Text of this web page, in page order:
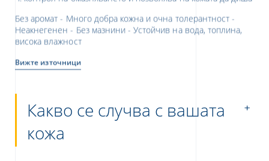
Без аромат - Много добра кожна и очна толерантност -
Неакнегенен - Без мазнини - Устойчив на вода, топлина,
висока влажност
Вижте източници
Какво се случва с вашата
кожа